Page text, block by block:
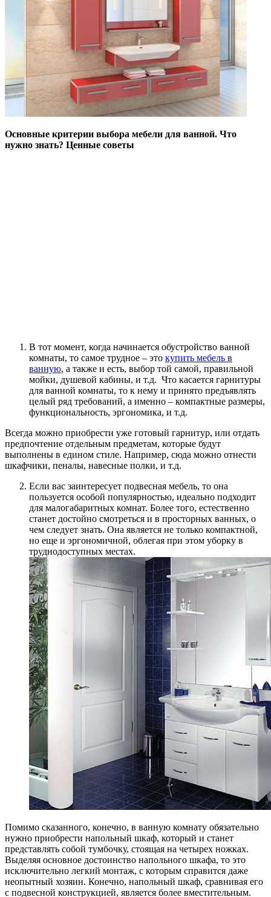
Основные критерии выбора мебели для ванной. Что
нужно знать? Ценные советы
В тот момент, когда начинается обустройство ванной
комнаты, то самое трудное – это купить мебель в
ванную, а также и есть, выбор той самой, правильной
мойки, душевой кабины, и т.д. Что касается гарнитуры
для ванной комнаты, то к нему и принято предъявлять
целый ряд требований, а именно – компактные размеры,
функциональность, эргономика, и т.д.
Всегда можно приобрести уже готовый гарнитур, или отдать
предпочтение отдельным предметам, которые будут
выполнены в едином стиле. Например, сюда можно отнести
шкафчики, пеналы, навесные полки, и т.д.
Если вас заинтересует подвесная мебель, то она
пользуется особой популярностью, идеально подходит
для малогабаритных комнат. Более того, естественно
станет достойно смотреться и в просторных ванных, о
чем следует знать. Она является не только компактной,
но еще и эргономичной, облегая при этом уборку в
труднодоступных местах.
Помимо сказанного, конечно, в ванную комнату обязательно
нужно приобрести напольный шкаф, который и станет
представлять собой тумбочку, стоящая на четырех ножках.
Выделяя основное достоинство напольного шкафа, то это
исключительно легкий монтаж, с которым справится даже
неопытный хозяин. Конечно, напольный шкаф, сравнивая его
с подвесной конструкцией, является более вместительным.